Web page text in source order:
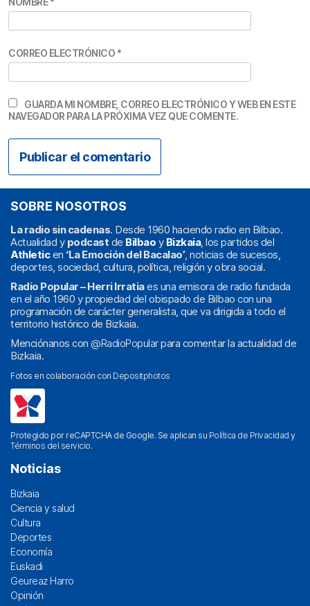
CORREO ELECTRÓNICO *
GUARDA MI NOMBRE, CORREO ELECTRÓNICO Y WEB EN ESTE
NAVEGADOR PARA LA PRÓXIMA VEZ QUE COMENTE.
SOBRE NOSOTROS
La radio sin cadenas. Desde 1960 haciendo radio en Bilbao.
Actualidad y podcast de Bilbao y Bizkaia, los partidos del
Athleticen ‘La Emoción del Bacalao’, noticias de sucesos,
deportes, sociedad, cultura, política, religión y obra social.
Radio Popular – Herri Irratiaes una emisora de radio fundada
en el año 1960 y propiedad del obispado de Bilbao con una
programación de carácter generalista, que va dirigida a todo el
territorio histórico de Bizkaia.
Menciónanos con @RadioPopularpara comentar la actualidad de
Bizkaia.
Fotos en colaboración con Depositphotos
Protegido por reCAPTCHA de Google. Se aplican su Política de Privacidad y
Términos del servicio.
Noticias
Bizkaia
Ciencia y salud
Cultura
Deportes
Economía
Euskadi
Geureaz Harro
Opinión